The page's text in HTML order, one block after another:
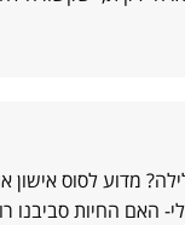
מדוע לסוס
האם החיות